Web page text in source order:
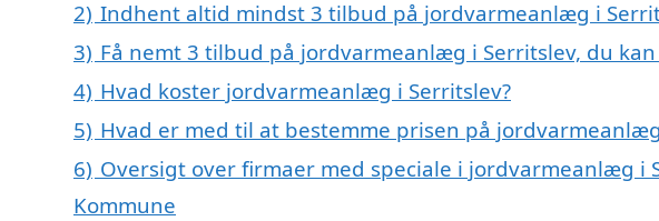
2) Indhent altid mindst 3 tilbud på jordvarmeanlæg i
3) Få nemt 3 tilbud på jordvarmeanlæg i Serritslev, du
4) Hvad koster jordvarmeanlæg i Serritslev?
5) Hvad er med til at bestemme prisen på
6) Oversigt over firmaer med speciale i jordvarmeanlæg i
Kommune